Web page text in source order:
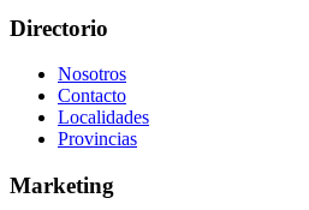
Directorio
Nosotros
Contacto
Localidades
Provincias
Marketing